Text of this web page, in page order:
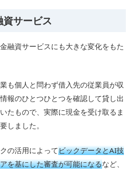
サービス
融資サービスにも大きな変化をもた
も個人と問わず借入先の従業員が収
報のひとつひとつを確認して貸し出
たもので、実際に現金を受け取るま
しました。
の活用によってビックデータとAI技
を基にした審査が可能になるなど、